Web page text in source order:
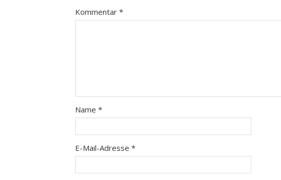
Kommentar *
Name *
E-Mail-Adresse *